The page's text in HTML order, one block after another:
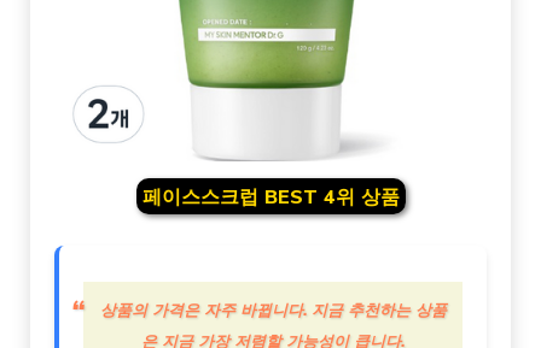
페이스스크럽 BEST 4위 상품
상품의 가격은 자주 바뀝니다. 지금 추천하는 상품
은 지금 가장 저렴할 가능성이 큽니다.